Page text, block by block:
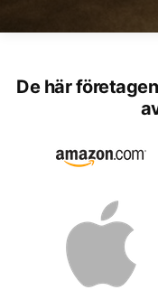
De här